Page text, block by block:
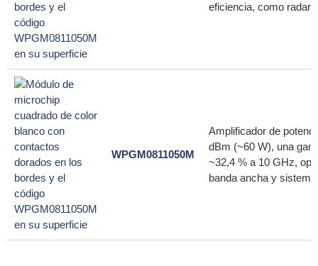
eficiencia, como
WPGM0811050M
Amplificador de
dBm (~60 W), una
~32,4 % a 10 GHz,
banda ancha y